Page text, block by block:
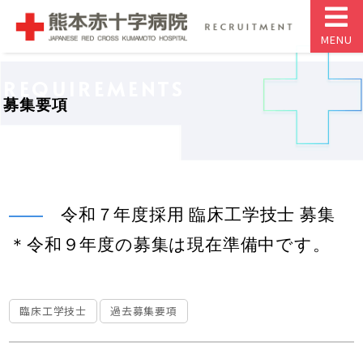
MENU
募集要項
令和７年度採用 臨床工学技士 募集
＊令和９年度の募集は現在準備中です。
臨床工学技士 過去募集要項